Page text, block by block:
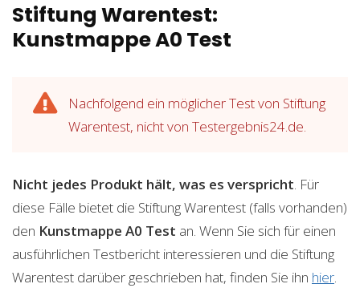
Stiftung Warentest:
Kunstmappe A0 Test
Nachfolgend ein möglicher Test von Stiftung
Warentest, nicht von Testergebnis24.de.
Nicht jedes Produkt hält, was es verspricht. Für
diese Fälle bietet die Stiftung Warentest (falls vorhanden)
den Kunstmappe A0 Test an. Wenn Sie sich für einen
ausführlichen Testbericht interessieren und die Stiftung
Warentest darüber geschrieben hat, finden Sie ihn hier.